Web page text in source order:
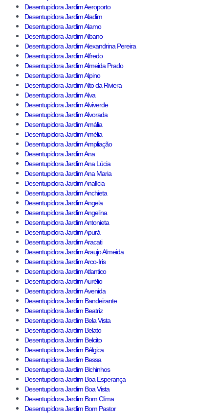
Desentupidora Jardim Aeroporto
Desentupidora Jardim Aladim
Desentupidora Jardim Alamo
Desentupidora Jardim Albano
Desentupidora Jardim Alexandrina Pereira
Desentupidora Jardim Alfredo
Desentupidora Jardim Almeida Prado
Desentupidora Jardim Alpino
Desentupidora Jardim Alto da Riviera
Desentupidora Jardim Alva
Desentupidora Jardim Alviverde
Desentupidora Jardim Alvorada
Desentupidora Jardim Amália
Desentupidora Jardim Amélia
Desentupidora Jardim Ampliação
Desentupidora Jardim Ana
Desentupidora Jardim Ana Lúcia
Desentupidora Jardim Ana Maria
Desentupidora Jardim Analícia
Desentupidora Jardim Anchieta
Desentupidora Jardim Angela
Desentupidora Jardim Angelina
Desentupidora Jardim Antonieta
Desentupidora Jardim Apurá
Desentupidora Jardim Aracati
Desentupidora Jardim Araujo Almeida
Desentupidora Jardim Arco-Iris
Desentupidora Jardim Atlantico
Desentupidora Jardim Aurélio
Desentupidora Jardim Avenida
Desentupidora Jardim Bandeirante
Desentupidora Jardim Beatriz
Desentupidora Jardim Bela Vista
Desentupidora Jardim Belato
Desentupidora Jardim Belcito
Desentupidora Jardim Bélgica
Desentupidora Jardim Bessa
Desentupidora Jardim Bichinhos
Desentupidora Jardim Boa Esperança
Desentupidora Jardim Boa Vista
Desentupidora Jardim Bom Clima
Desentupidora Jardim Bom Pastor